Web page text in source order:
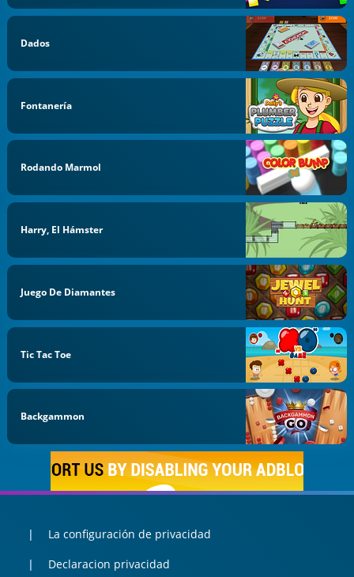
Dados
Fontanería
Rodando Marmol
Harry, El Hámster
Juego De Diamantes
Tic Tac Toe
Backgammon
La configuración de privacidad
Declaracion privacidad